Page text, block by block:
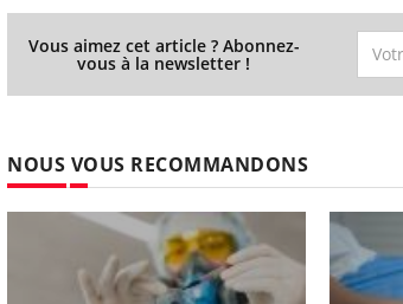
Vous aimez cet article ? Abonnez-
vous à la newsletter !
NOUS VOUS RECOMMANDONS